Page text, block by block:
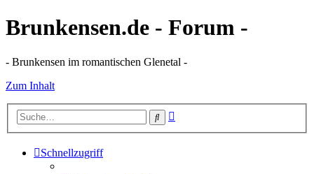
Brunkensen.de - Forum -
- Brunkensen im romantischen Glenetal -
Zum Inhalt
Suche
Schnellzugriff